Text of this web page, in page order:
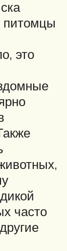
питомцы
это
часто